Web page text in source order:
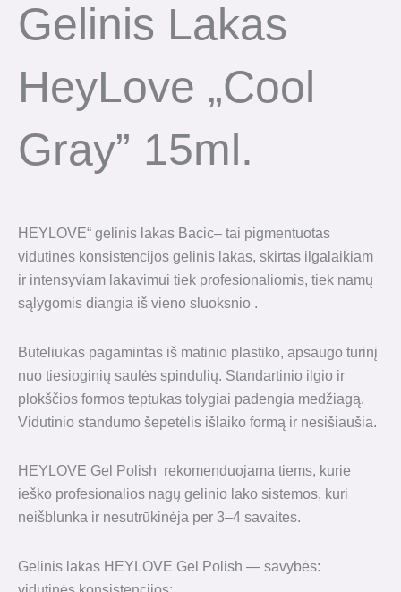
Gelinis Lakas
HeyLove „Cool
Gray” 15ml.
HEYLOVE“ gelinis lakas Bacic– tai pigmentuotas
vidutinės konsistencijos gelinis lakas, skirtas ilgalaikiam
ir intensyviam lakavimui tiek profesionaliomis, tiek namų
sąlygomis diangia iš vieno sluoksnio .
Buteliukas pagamintas iš matinio plastiko, apsaugo turinį
nuo tiesioginių saulės spindulių. Standartinio ilgio ir
plokščios formos teptukas tolygiai padengia medžiagą.
Vidutinio standumo šepetėlis išlaiko formą ir nesišiaušia.
HEYLOVE Gel Polish rekomenduojama tiems, kurie
ieško profesionalios nagų gelinio lako sistemos, kuri
neišblunka ir nesutrūkinėja per 3–4 savaites.
Gelinis lakas HEYLOVE Gel Polish — savybės: